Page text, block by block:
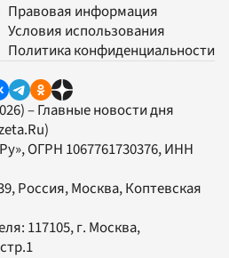
Правовая информация
Условия использования
Политика конфиденциальности
– Главные новости дня
, ОГРН 1067761730376, ИНН
Россия, Москва, Коптевская
117105, г. Москва,